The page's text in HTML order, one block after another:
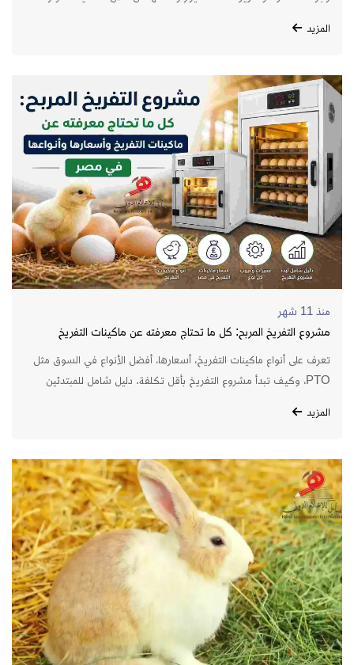
المزيد
منذ 11 شهر
مشروع التفريخ المربح: كل ما تحتاج معرفته عن ماكينات التفريخ
وأسعارها وأنواعها في مصر 2025
تعرف على أنواع ماكينات التفريخ، أسعارها، أفضل الأنواع في السوق مثل
PTO، وكيف تبدأ مشروع التفريخ بأقل تكلفة. دليل شامل للمبتدئين
المزيد